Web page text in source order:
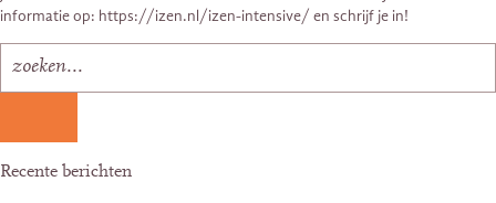
informatie op: https://izen.nl/izen-intensive/ en schrijf je in!
Recente berichten